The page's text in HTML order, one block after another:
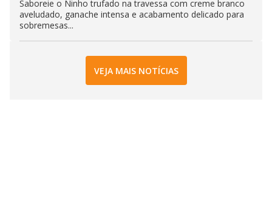
Saboreie o Ninho trufado na travessa com creme branco
aveludado, ganache intensa e acabamento delicado para
sobremesas...
VEJA MAIS NOTÍCIAS